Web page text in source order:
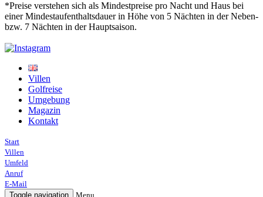
*Preise verstehen sich als Mindestpreise pro Nacht und Haus bei
einer Mindestaufenthaltsdauer in Höhe von 5 Nächten in der Neben-
bzw. 7 Nächten in der Hauptsaison.
Villen
Golfreise
Umgebung
Magazin
Kontakt
Start
Villen
Umfeld
Anruf
E-Mail
Toggle navigation
Menu